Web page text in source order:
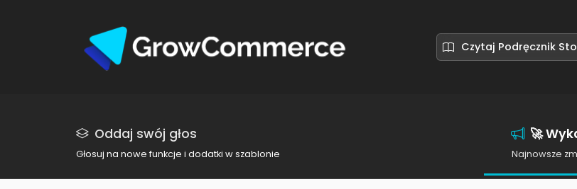
Czytaj Podręcznik
Oddaj swój głos
Głosuj na nowe funkcje i dodatki w szablonie
🚀
Najnowsze